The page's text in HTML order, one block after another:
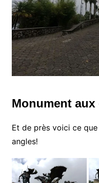
Monument
Et de près voici ce
angles!